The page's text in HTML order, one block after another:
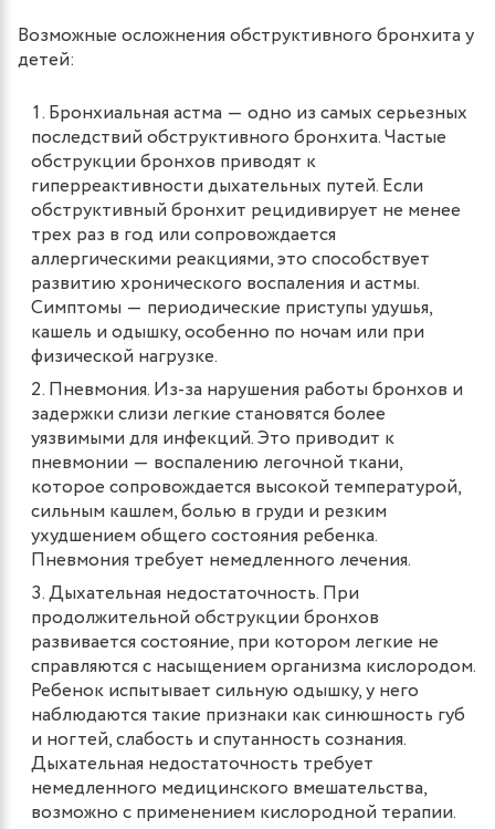
Возможные осложнения обструктивного бронхита у
детей:
Бронхиальная астма ― одно из самых серьезных
последствий обструктивного бронхита. Частые
обструкции бронхов приводят к
гиперреактивности дыхательных путей. Если
обструктивный бронхит рецидивирует не менее
трех раз в год или сопровождается
аллергическими реакциями, это способствует
развитию хронического воспаления и астмы.
Симптомы ― периодические приступы удушья,
кашель и одышку, особенно по ночам или при
физической нагрузке.
Пневмония. Из-за нарушения работы бронхов и
задержки слизи легкие становятся более
уязвимыми для инфекций. Это приводит к
пневмонии ― воспалению легочной ткани,
которое сопровождается высокой температурой,
сильным кашлем, болью в груди и резким
ухудшением общего состояния ребенка.
Пневмония требует немедленного лечения.
Дыхательная недостаточность. При
продолжительной обструкции бронхов
развивается состояние, при котором легкие не
справляются с насыщением организма кислородом.
Ребенок испытывает сильную одышку, у него
наблюдаются такие признаки как синюшность губ
и ногтей, слабость и спутанность сознания.
Дыхательная недостаточность требует
немедленного медицинского вмешательства,
возможно с применением кислородной терапии.